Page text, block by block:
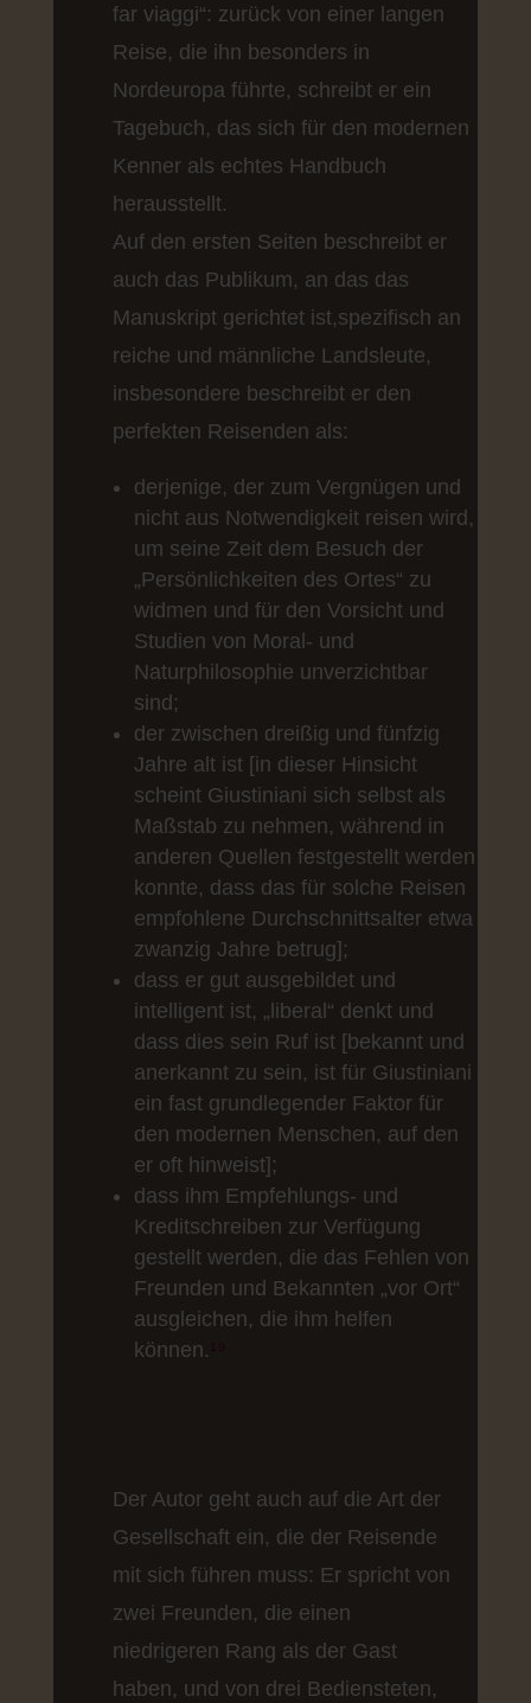
far viaggi“: zurück von einer langen
Reise, die ihn besonders in
Nordeuropa führte, schreibt er ein
Tagebuch, das sich für den modernen
Kenner als echtes Handbuch
herausstellt.
Auf den ersten Seiten beschreibt er
auch das Publikum, an das das
Manuskript gerichtet ist,spezifisch an
reiche und männliche Landsleute,
insbesondere beschreibt er den
perfekten Reisenden als:
derjenige, der zum Vergnügen und
nicht aus Notwendigkeit reisen wird,
um seine Zeit dem Besuch der
„Persönlichkeiten des Ortes“ zu
widmen und für den Vorsicht und
Studien von Moral- und
Naturphilosophie unverzichtbar
sind;
der zwischen dreißig und fünfzig
Jahre alt ist [in dieser Hinsicht
scheint Giustiniani sich selbst als
Maßstab zu nehmen, während in
anderen Quellen festgestellt werden
konnte, dass das für solche Reisen
empfohlene Durchschnittsalter etwa
zwanzig Jahre betrug];
dass er gut ausgebildet und
intelligent ist, „liberal“ denkt und
dass dies sein Ruf ist [bekannt und
anerkannt zu sein, ist für Giustiniani
ein fast grundlegender Faktor für
den modernen Menschen, auf den
er oft hinweist];
dass ihm Empfehlungs- und
Kreditschreiben zur Verfügung
gestellt werden, die das Fehlen von
Freunden und Bekannten „vor Ort“
ausgleichen, die ihm helfen
können.
Der Autor geht auch auf die Art der
Gesellschaft ein, die der Reisende
mit sich führen muss: Er spricht von
zwei Freunden, die einen
niedrigeren Rang als der Gast
haben, und von drei Bediensteten,